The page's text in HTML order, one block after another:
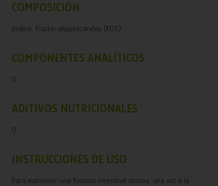
COMPOSICIÓN
inulina, fructo-oligosacáridos (FOS)
COMPONENTES ANALÍTICOS
0
ADITIVOS NUTRICIONALES
0
INSTRUCCIONES DE USO
Para mantener una función intestinal óptima: una vez a la